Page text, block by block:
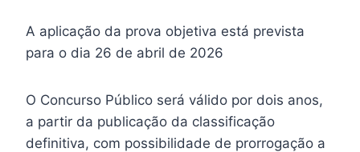
A aplicação da prova objetiva está prevista
para o dia 26 de abril de 2026
O Concurso Público será válido por dois anos,
a partir da publicação da classificação
definitiva, com possibilidade de prorrogação a